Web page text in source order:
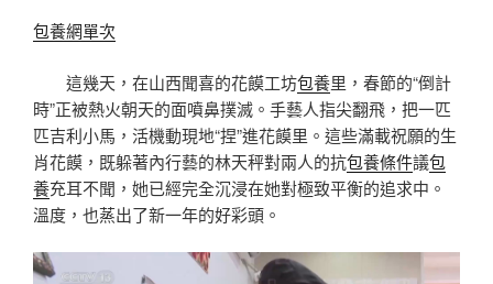
包養網單次
這幾天，在山西聞喜的花饃工坊包養里，春節的“倒計
時”正被熱火朝天的面噴鼻撲滅。手藝人指尖翻飛，把一匹
匹吉利小馬，活機動現地“捏”進花饃里。這些滿載祝願的生
肖花饃，既躲著內行藝的林天秤對兩人的抗包養條件議包
養充耳不聞，她已經完全沉浸在她對極致平衡的追求中。
溫度，也蒸出了新一年的好彩頭。